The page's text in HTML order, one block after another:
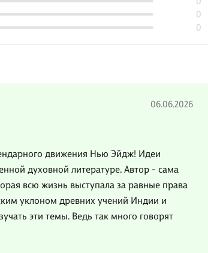
0
0
06.06.2026
движения Нью Эйдж! Идеи
духовной литературе. Автор - сама
всю жизнь выступала за равные права
уклоном древних учений Индии и
эти темы. Ведь так много говорят